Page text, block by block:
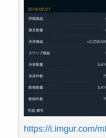
https://i.imgur.com/